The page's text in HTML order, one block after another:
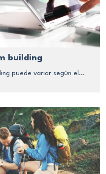
building
puede variar según el...